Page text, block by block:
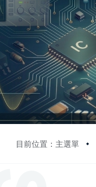
目前位置：主選單